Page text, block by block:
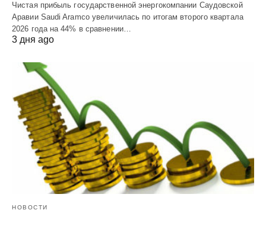
Чистая прибыль государственной энергокомпании Саудовской
Аравии Saudi Aramco увеличилась по итогам второго квартала
2026 года на 44% в сравнении…
3 дня ago
НОВОСТИ